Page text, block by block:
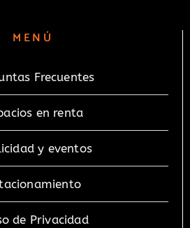
MENÚ
Frecuentes
en renta
y eventos
de Privacidad